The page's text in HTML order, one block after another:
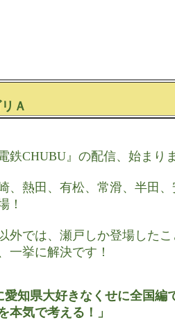
Ａ
鉄CHUBU』の配信、始まり
、熱田、有松、常滑、半田
！
外では、瀬戸しか登場した
一挙に解決です！
愛知県大好きなくせに全国編
本気で考える！」